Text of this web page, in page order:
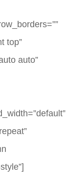
top”
auto”